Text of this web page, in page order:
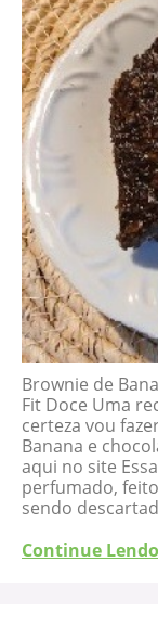
Brownie de
Fit Doce Uma
certeza vou
Banana e
aqui no site
perfumado,
sendo
Continue